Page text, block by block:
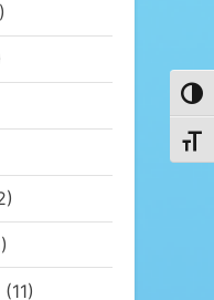
(11)